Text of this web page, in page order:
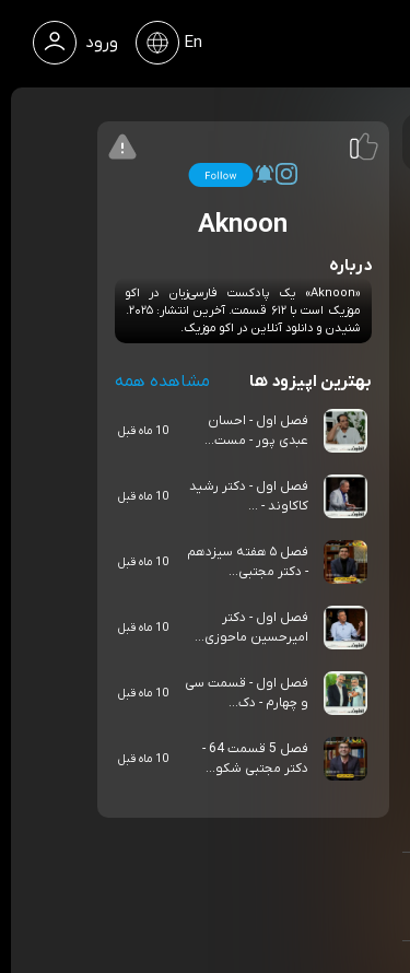
ورود En
Aknoon
درباره
«Aknoon» یک پادکست فارسی‌زبان در اکو
موزیک است با ۶۱۲ قسمت. آخرین انتشار: ۲۰۲۵.
شنیدن و دانلود آنلاین در اکو موزیک.
بهترین اپیزود ها مشاهده همه
فصل اول - احسان
عبدی پور - مست...
10 ماه قبل
فصل اول - دکتر رشید
کاکاوند - ...
10 ماه قبل
فصل ۵ هفته سیزدهم
- دکتر مجتبی...
10 ماه قبل
فصل اول - دکتر
امیرحسین ماحوزی...
10 ماه قبل
فصل اول - قسمت سی
و چهارم - دک...
10 ماه قبل
فصل 5 قسمت 64 -
دکتر مجتبی شکو...
10 ماه قبل